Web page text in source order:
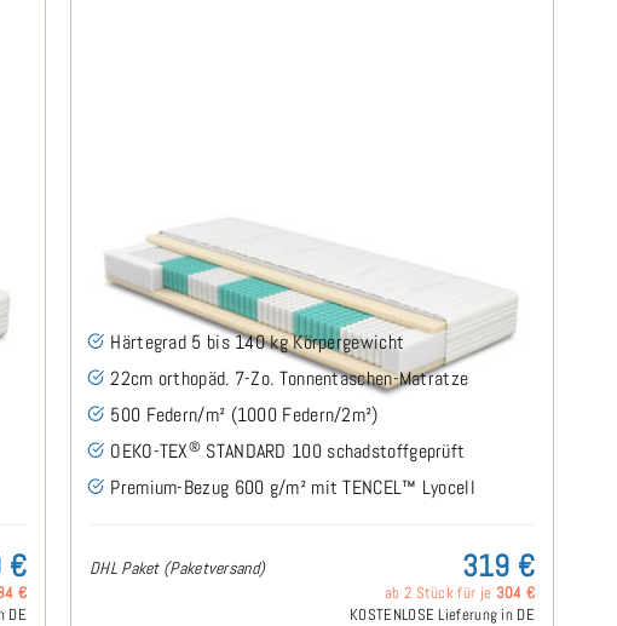
€
€
DE
SERA H5 (TENCEL™ Lyocell) TTFK-Matratze 80x200
cm
Härtegrad 5 bis 140 kg Körpergewicht
22cm orthopäd. 7-Zo. Tonnentaschen-Matratze
500 Federn/m² (1000 Federn/2m²)
OEKO-TEX® STANDARD 100 schadstoffgeprüft
Premium-Bezug 600 g/m² mit TENCEL™ Lyocell
DHL Paket (Paketversand) 319 €
ab 2 Stück für je 304 €
KOSTENLOSE Lieferung in DE